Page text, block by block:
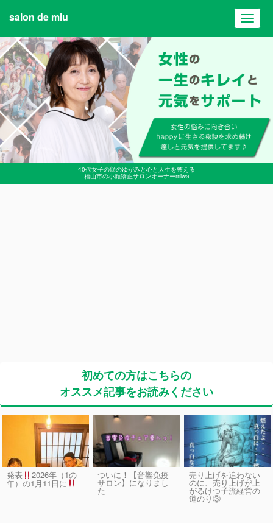
40代女子の顔のゆがみと心と人生を整える
福山市の小顔矯正サロンオーナーmiwa
salon de miu
初めての方はこちらの
オススメ記事をお読みください
発表 2026年（1の
年）の1月11日に
ついに！【音響免疫
サロン】になりまし
た
売り上げを追わない
のに、売り上げが上
がるけつ子流経営の
道のり③